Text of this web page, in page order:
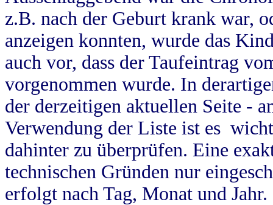
z.B. nach der Geburt krank war,
anzeigen konnten, wurde das
auch vor, dass der Taufeintrag
vorgenommen wurde. In
der derzeitigen aktuellen Seite -
Verwendung der Liste ist es
dahinter zu überprüfen. Eine
technischen Gründen nur
erfolgt nach Tag, Monat und Jahr.